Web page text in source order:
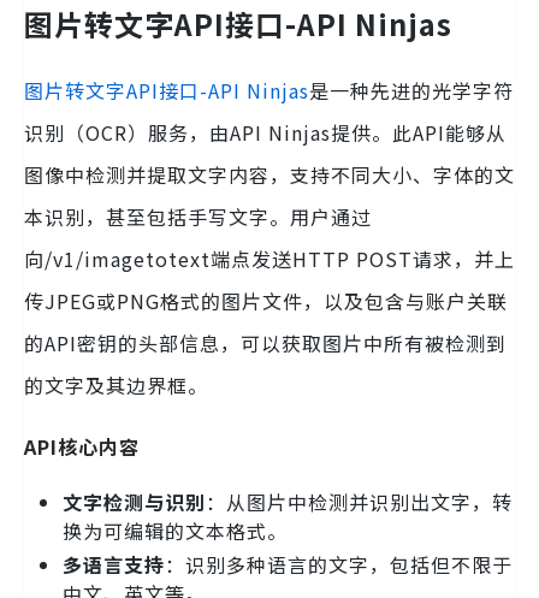
图片转文字API接口-API Ninjas
图片转文字API接口-API Ninjas是一种先进的光学字符
识别（OCR）服务，由API Ninjas提供。此API能够从
图像中检测并提取文字内容，支持不同大小、字体的文
本识别，甚至包括手写文字。用户通过
向/v1/imagetotext端点发送HTTP POST请求，并上
传JPEG或PNG格式的图片文件，以及包含与账户关联
的API密钥的头部信息，可以获取图片中所有被检测到
的文字及其边界框。
API核心内容
文字检测与识别：从图片中检测并识别出文字，转
换为可编辑的文本格式。
多语言支持：识别多种语言的文字，包括但不限于